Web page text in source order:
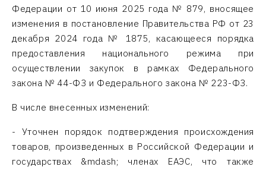
Федерации от 10 июня 2025 года № 879, вносящее
изменения в постановление Правительства РФ от 23
декабря 2024 года № 1875, касающееся порядка
предоставления национального режима при
осуществлении закупок в рамках Федерального
закона № 44-ФЗ и Федерального закона № 223-ФЗ.
В числе внесенных изменений:
- Уточнен порядок подтверждения происхождения
товаров, произведенных в Российской Федерации и
государствах &mdash; членах ЕАЭС, что также